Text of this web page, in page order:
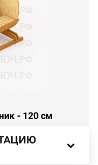
- 120 см